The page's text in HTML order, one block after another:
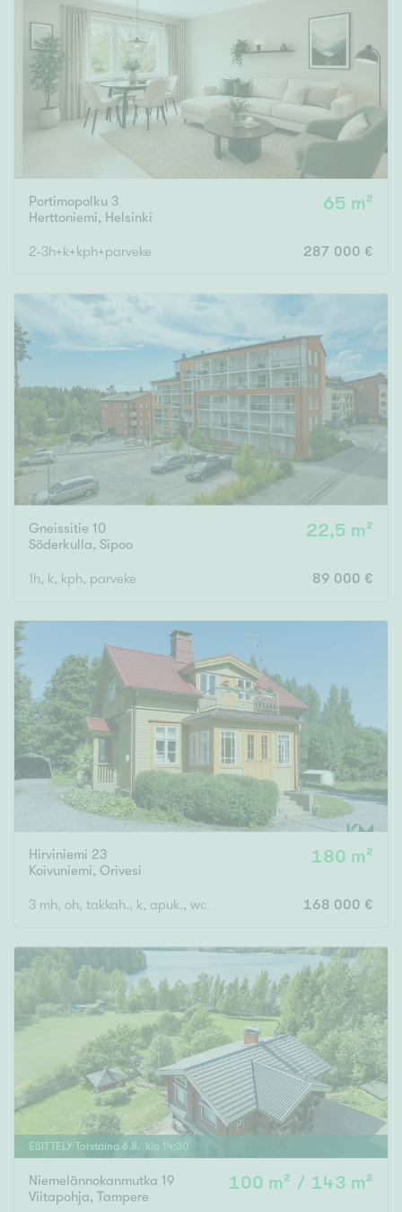
Portimopolku 3
Herttoniemi, Helsinki
65 m²
2-3h+k+kph+parveke 287 000 €
Gneissitie 10
Söderkulla, Sipoo
22,5 m²
1h, k, kph, parveke 89 000 €
Hirviniemi 23
Koivuniemi, Orivesi
180 m²
3 mh, oh, takkah., k, apuk., wc, kph, s, eteinen x 2, kuisti
168 000 €
ESITTELY Torstaina 6.8. klo 14:30
Niemelännokanmutka 19
Viitapohja, Tampere
100 m² / 143 m²